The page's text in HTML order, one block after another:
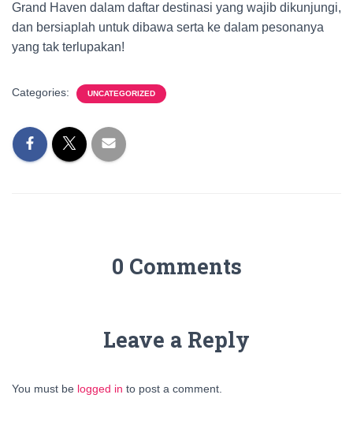
Grand Haven dalam daftar destinasi yang wajib dikunjungi,
dan bersiaplah untuk dibawa serta ke dalam pesonanya
yang tak terlupakan!
Categories: UNCATEGORIZED
0 Comments
Leave a Reply
You must be logged in to post a comment.